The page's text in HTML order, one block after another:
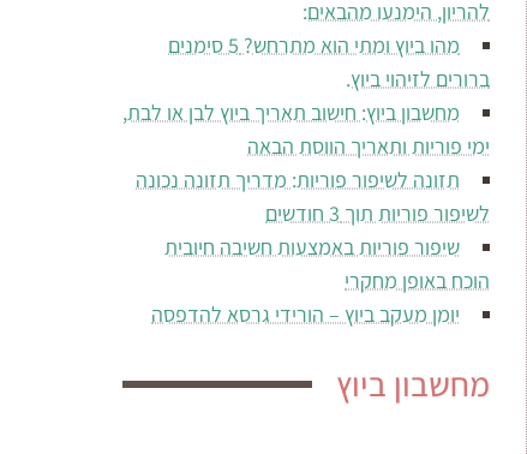
להריון, הימנעו מהבאים:
מהו ביוץ ומתי הוא מתרחש? 5 סימנים
ברורים לזיהוי ביוץ.
מחשבון ביוץ: חישוב תאריך ביוץ לבן או לבת,
ימי פוריות ותאריך הווסת הבאה
תזונה לשיפור פוריות: מדריך תזונה נכונה
לשיפור פוריות תוך 3 חודשים
שיפור פוריות באמצעות חשיבה חיובית
הוכח באופן מחקרי
יומן מעקב ביוץ – הורידי גרסא להדפסה
מחשבון ביוץ